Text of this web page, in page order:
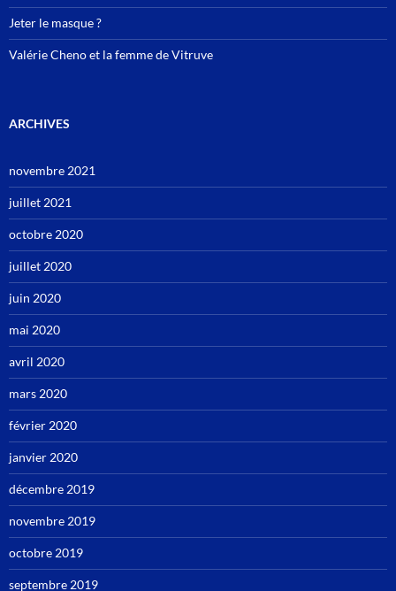
Jeter le masque ?
Valérie Cheno et la femme de Vitruve
ARCHIVES
novembre 2021
juillet 2021
octobre 2020
juillet 2020
juin 2020
mai 2020
avril 2020
mars 2020
février 2020
janvier 2020
décembre 2019
novembre 2019
octobre 2019
septembre 2019